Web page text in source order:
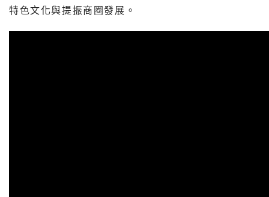
特色文化與提振商圈發展。